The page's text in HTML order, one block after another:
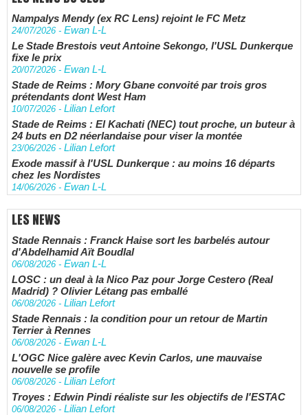
Nampalys Mendy (ex RC Lens) rejoint le FC Metz
24/07/2026 - Ewan L-L
Le Stade Brestois veut Antoine Sekongo, l'USL Dunkerque
fixe le prix
20/07/2026 - Ewan L-L
Stade de Reims : Mory Gbane convoité par trois gros
prétendants dont West Ham
10/07/2026 - Lilian Lefort
Stade de Reims : El Kachati (NEC) tout proche, un buteur à
24 buts en D2 néerlandaise pour viser la montée
23/06/2026 - Lilian Lefort
Exode massif à l'USL Dunkerque : au moins 16 départs
chez les Nordistes
14/06/2026 - Ewan L-L
LES NEWS
Stade Rennais : Franck Haise sort les barbelés autour
d'Abdelhamid Aït Boudlal
06/08/2026 - Ewan L-L
LOSC : un deal à la Nico Paz pour Jorge Cestero (Real
Madrid) ? Olivier Létang pas emballé
06/08/2026 - Lilian Lefort
Stade Rennais : la condition pour un retour de Martin
Terrier à Rennes
06/08/2026 - Ewan L-L
L'OGC Nice galère avec Kevin Carlos, une mauvaise
nouvelle se profile
06/08/2026 - Lilian Lefort
Troyes : Edwin Pindi réaliste sur les objectifs de l'ESTAC
06/08/2026 - Lilian Lefort